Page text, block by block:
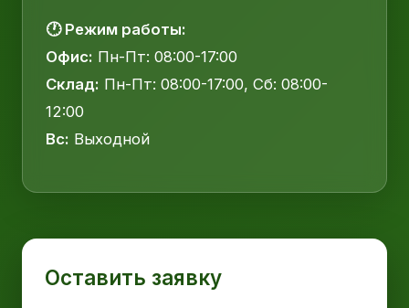
🕐 Режим работы:
Офис: Пн-Пт: 08:00-17:00
Склад: Пн-Пт: 08:00-17:00, Сб: 08:00-
12:00
Вс: Выходной
Оставить заявку